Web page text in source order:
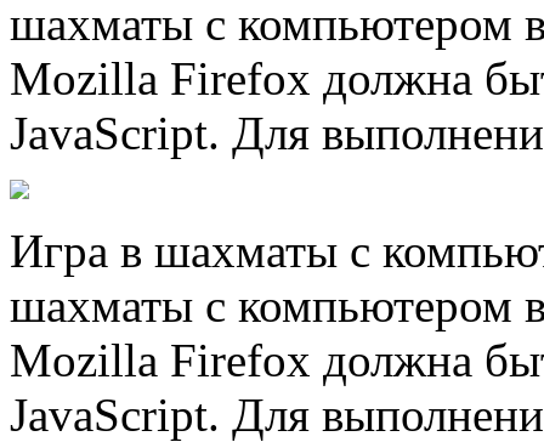
шахматы с компьютером
Mozilla Firefox должна
JavaScript. Для
Игра в шахматы с
шахматы с компьютером
Mozilla Firefox должна
JavaScript. Для